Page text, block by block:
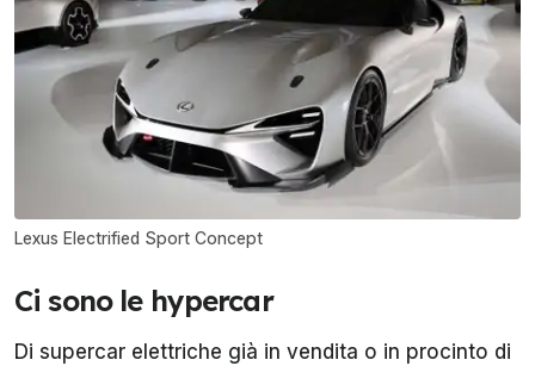
Lexus Electrified Sport Concept
Ci sono le hypercar
Di supercar elettriche già in vendita o in procinto di